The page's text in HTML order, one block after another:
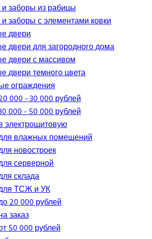
заборы из рабицы
заборы с элементами ковки
двери
двери для загородного дома
двери с массивом
двери темного цвета
ограждения
000 - 30 000 рублей
000 - 50 000 рублей
электрощитовую
влажных помещений
новостроек
серверной
склада
ТСЖ и УК
20 000 рублей
заказ
50 000 рублей